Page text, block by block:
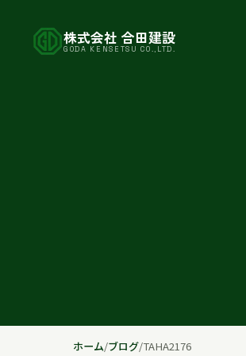
株式会社 合田建設
GODA KENSETSU CO.,LTD.
ホーム/ブログ/TAHA2176